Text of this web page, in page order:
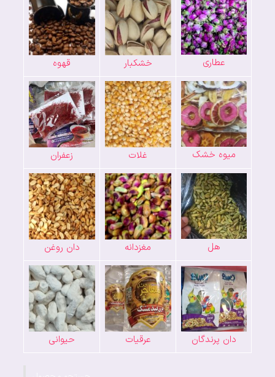
عطاری خشکبار قهوه
میوه خشک غلات زعفران
هل مغزدانه دان روغن
دان پرندگان عرقیات حیوانی